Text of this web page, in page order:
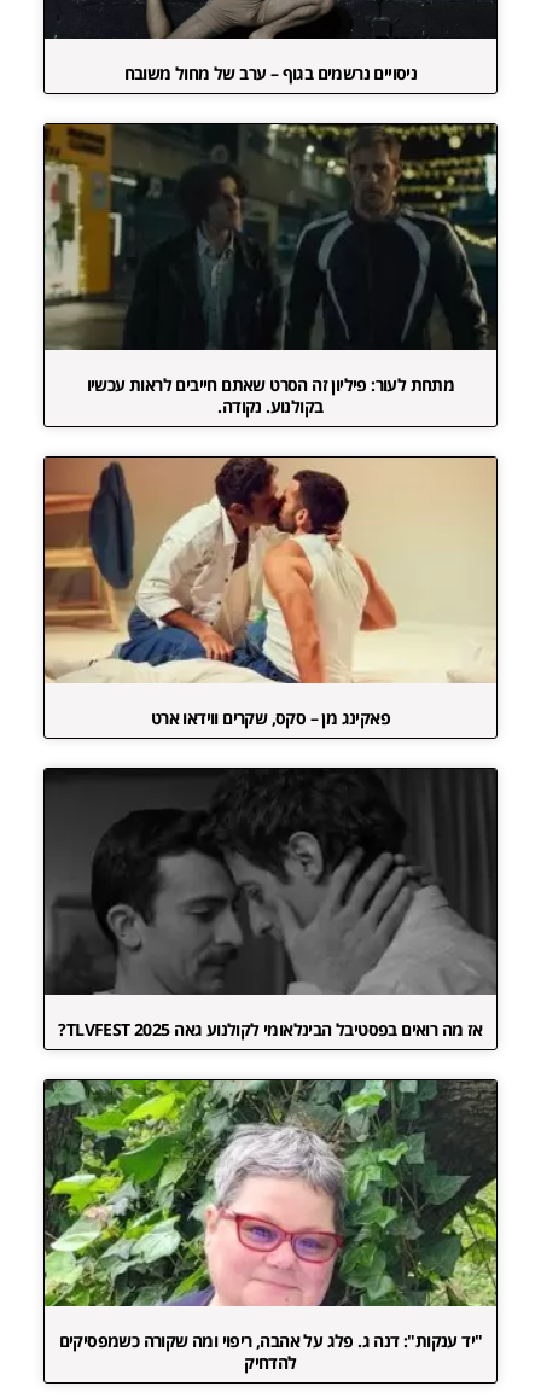
ניסויים נרשמים בגוף – ערב של מחול משובח
מתחת לעור: פיליון זה הסרט שאתם חייבים לראות עכשיו
בקולנוע. נקודה.
פאקינג מן – סקס, שקרים ווידאו ארט
אז מה רואים בפסטיבל הבינלאומי לקולנוע גאה TLVFEST 2025?
"יד ענקות": דנה ג. פלג על אהבה, ריפוי ומה שקורה כשמפסיקים
להדחיק